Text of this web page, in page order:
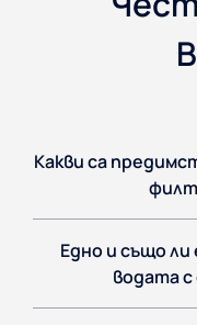
Какви са
Едно и също
водата